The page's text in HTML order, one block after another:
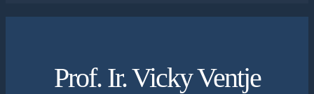
Prof. Ir. Vicky Ventje